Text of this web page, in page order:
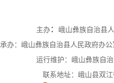
主办：
峨山彝族自治县
承办：峨山彝族自治县人民政府办
运行维护：峨山彝族自
联系地址：峨山县双